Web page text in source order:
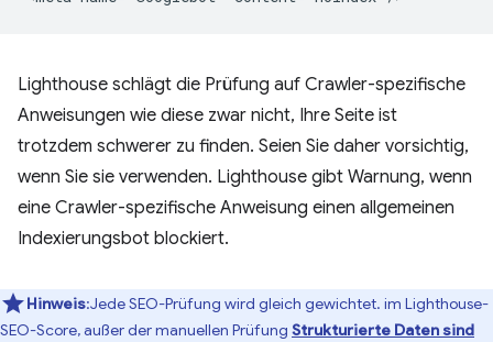
Lighthouse schlägt die Prüfung auf Crawler-spezifische
Anweisungen wie diese zwar nicht, Ihre Seite ist
trotzdem schwerer zu finden. Seien Sie daher vorsichtig,
wenn Sie sie verwenden. Lighthouse gibt Warnung, wenn
eine Crawler-spezifische Anweisung einen allgemeinen
Indexierungsbot blockiert.
Hinweis:Jede SEO-Prüfung wird gleich gewichtet. im Lighthouse-
SEO-Score, außer der manuellen Prüfung Strukturierte Daten sind